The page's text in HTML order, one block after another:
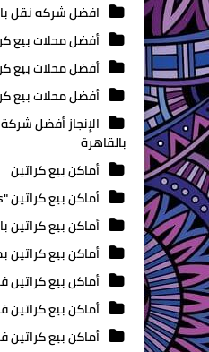
افضل شركه نقل
أفضل محلات بيع
أفضل محلات بيع
أفضل محلات بيع
بالقاهرة
أماكن بيع كراتين
أماكن بيع كراتين "Boxs"ومواد تغليف بالقاهرة
أماكن بيع كراتين
أماكن بيع كراتين
أماكن بيع كراتين
أماكن بيع كراتين
أماكن بيع كراتين